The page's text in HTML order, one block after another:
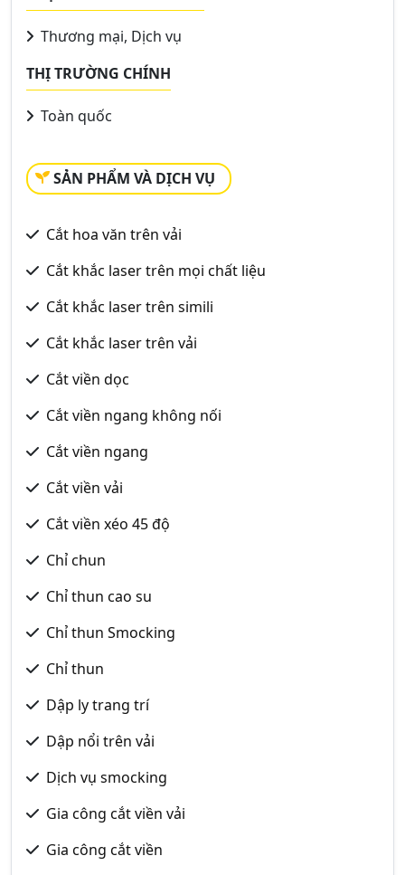
Thương mại, Dịch vụ
THỊ TRƯỜNG CHÍNH
Toàn quốc
SẢN PHẨM VÀ DỊCH VỤ
Cắt hoa văn trên vải
Cắt khắc laser trên mọi chất liệu
Cắt khắc laser trên simili
Cắt khắc laser trên vải
Cắt viền dọc
Cắt viền ngang không nối
Cắt viền ngang
Cắt viền vải
Cắt viền xéo 45 độ
Chỉ chun
Chỉ thun cao su
Chỉ thun Smocking
Chỉ thun
Dập ly trang trí
Dập nổi trên vải
Dịch vụ smocking
Gia công cắt viền vải
Gia công cắt viền